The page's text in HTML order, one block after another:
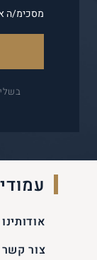
מסכימ/ה
אודותינו
צור קשר